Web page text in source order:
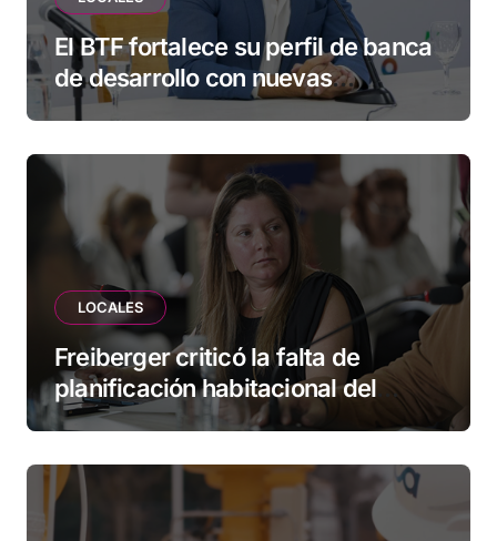
El BTF fortalece su perfil de banca
de desarrollo con nuevas
herramientas para familias y
LOCALES
Freiberger criticó la falta de
planificación habitacional del
Municipio: “Vuoto deja afuera a
esperando”